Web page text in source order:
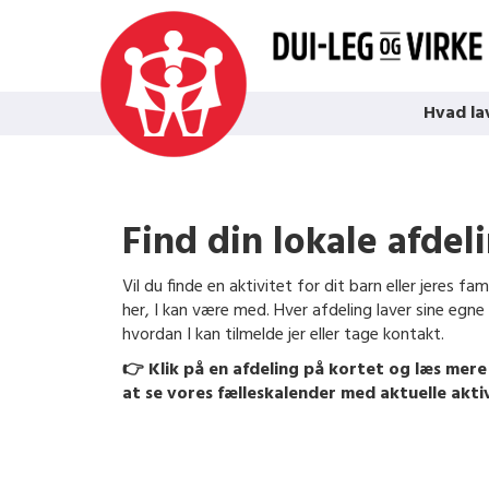
Hvad
Find din lokale
Vil du finde en aktivitet for dit barn eller jeres
her, I kan være med. Hver afdeling laver sine
hvordan I kan tilmelde jer eller tage kontakt.
👉Klik på en afdeling på kortet og læs
at se vores fælleskalender med aktuelle